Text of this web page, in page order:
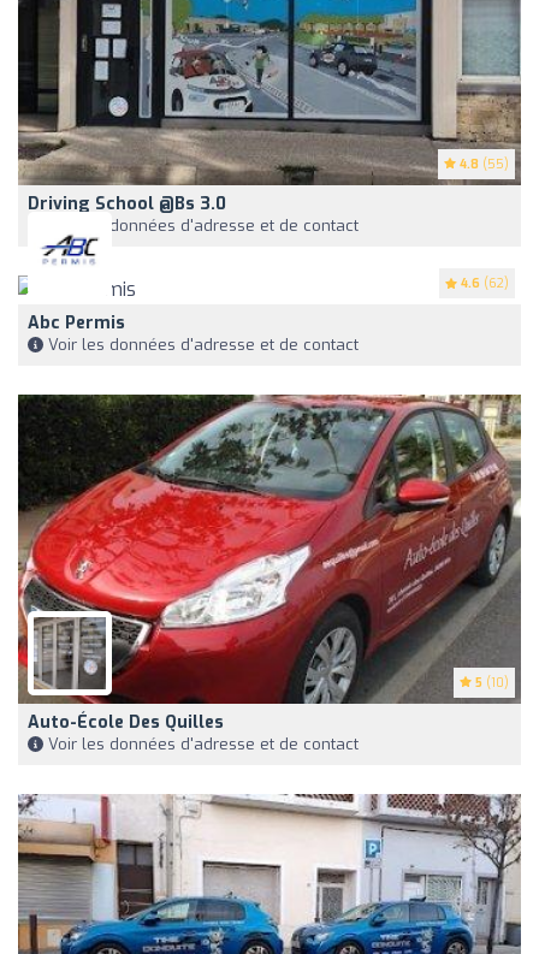
4.8 (55)
Driving School @Bs 3.0
Voir les données d'adresse et de contact
4.6 (62)
Abc Permis
Voir les données d'adresse et de contact
5 (10)
Auto-École Des Quilles
Voir les données d'adresse et de contact